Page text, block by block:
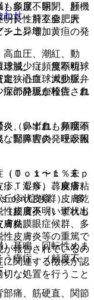
）多尿、尿閉、頻
、良性前立腺肥大
チニン増加。
血圧、潮紅、動
虚脱、（頻度不明）
定狭心症、大動脈弁
深部静脈血栓症、血
、鼻出血、鼻咽頭
副鼻腔炎、呼吸困
０．１〜１％未
疹、湿疹、蕁麻疹、
疹状皮疹、皮膚乾
頻度不明）斑状出
膚炎。
耳鳴、回転性めま
う痒症、（頻度不
。
痛、筋硬直、関節
頻度不明）、肝機
明）：肝不全、肝
上昇等、黄疸の発
減少症、無顆粒球
血、汎血球減少症、
症の発現が報告され
（いずれも頻度不
腎障害の発現が報
（Ｔｏｘｉｃ Ｅｐ
ＴＥＮ）、皮膚粘
ｏｎ症候群）、多
皮膚炎（いずれも
粘膜眼症候群、多
性皮膚炎等の重篤で
が報告されているの
に関連する徴候が認
な処置を行うこと
わせ